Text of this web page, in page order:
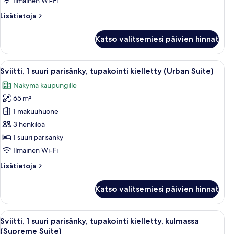
parisänky,
kuvat
Lisätietoja
Lisätietoja
Huone,
suuri
tupakointi
kielletty
Katso valitsemiesi päivien hinnat
Avaa
kaikki
huonetyypin
Sviitti,
suuri
parisänky,
tupakointi
(Urban
Moderni hotellihuone, jossa on suuri
5
Sviitti, 1 suuri parisänky, tupakointi kielletty (Urban Suite)
Näkymä kaupungille
65 m²
1 makuuhuone
3 henkilöä
1 suuri parisänky
Ilmainen Wi-Fi
Lisätietoja
Lisätietoja
suuri
parisänky,
tupakointi
kielletty
Katso valitsemiesi päivien hinnat
Avaa
kaikki
Moderni olohuone, jossa on sohva,
5
Sviitti, 1 suuri parisänky, tupakointi kielletty, kulmassa
(Supreme Suite)